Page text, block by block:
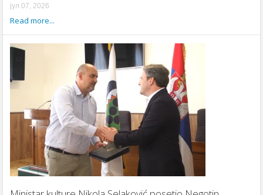
јул 07, 2026
Read more...